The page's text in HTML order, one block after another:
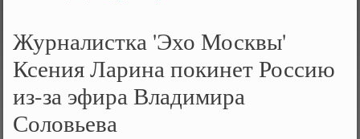
Журналистка 'Эхо Москвы'
Ксения Ларина покинет Россию
из-за эфира Владимира
Соловьева